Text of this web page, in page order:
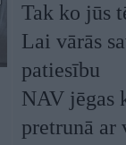
Tak ko jūs
Lai vārās
patiesību
NAV jēgas
pretrunā